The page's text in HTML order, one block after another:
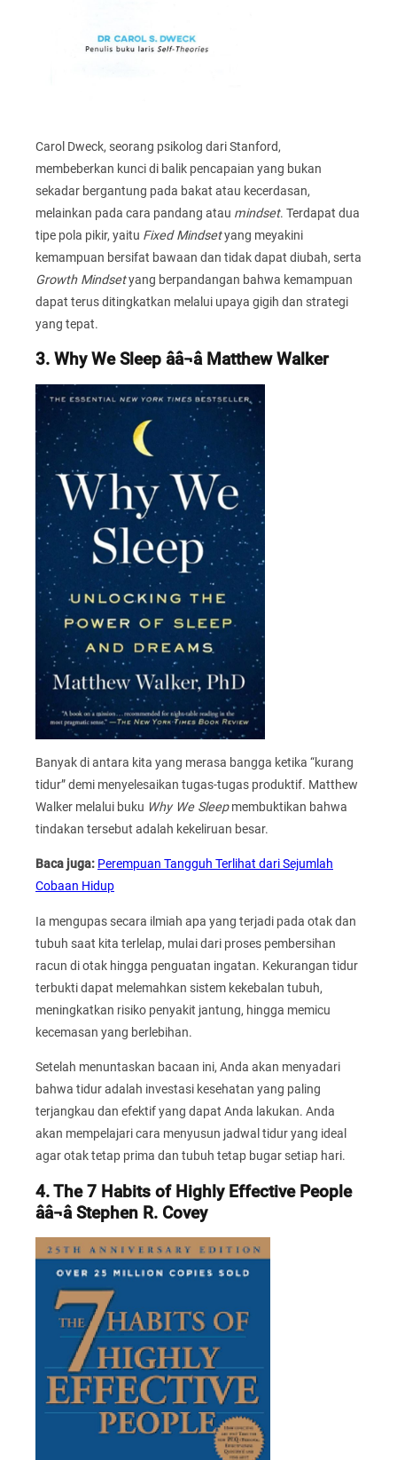
Carol Dweck, seorang psikolog dari Stanford,
membeberkan kunci di balik pencapaian yang bukan
sekadar bergantung pada bakat atau kecerdasan,
melainkan pada cara pandang atau mindset. Terdapat dua
tipe pola pikir, yaitu Fixed Mindsetyang meyakini
kemampuan bersifat bawaan dan tidak dapat diubah, serta
Growth Mindsetyang berpandangan bahwa kemampuan
dapat terus ditingkatkan melalui upaya gigih dan strategi
yang tepat.
3. Why We Sleep ââ¬â Matthew Walker
Banyak di antara kita yang merasa bangga ketika “kurang
tidur” demi menyelesaikan tugas-tugas produktif. Matthew
Walker melalui buku Why We Sleepmembuktikan bahwa
tindakan tersebut adalah kekeliruan besar.
Baca juga: Perempuan Tangguh Terlihat dari Sejumlah
Cobaan Hidup
Ia mengupas secara ilmiah apa yang terjadi pada otak dan
tubuh saat kita terlelap, mulai dari proses pembersihan
racun di otak hingga penguatan ingatan. Kekurangan tidur
terbukti dapat melemahkan sistem kekebalan tubuh,
meningkatkan risiko penyakit jantung, hingga memicu
kecemasan yang berlebihan.
Setelah menuntaskan bacaan ini, Anda akan menyadari
bahwa tidur adalah investasi kesehatan yang paling
terjangkau dan efektif yang dapat Anda lakukan. Anda
akan mempelajari cara menyusun jadwal tidur yang ideal
agar otak tetap prima dan tubuh tetap bugar setiap hari.
4. The 7 Habits of Highly Effective People
ââ¬â Stephen R. Covey